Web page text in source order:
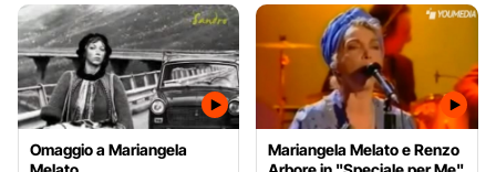
Omaggio a Mariangela
Mariangela Melato e Renzo